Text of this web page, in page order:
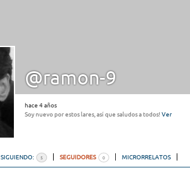
@ramon-9
hace 4 años
Soy nuevo por estos lares, así que saludos a todos! Ver
SIGUIENDO: 5 SEGUIDORES 0 MICRORRELATOS